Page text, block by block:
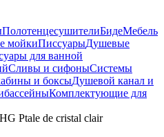
ПолотенцесушителиБидеМебель
мойкиПиссуарыДушевые
для ванной
Сливы и сифоныСистемы
и боксыДушевой канал и
Комплектующие для
Ptale de cristal clair